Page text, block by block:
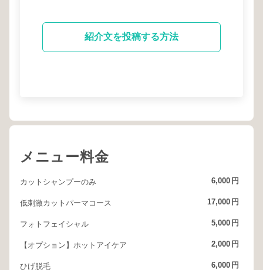
紹介文を投稿する方法
メニュー料金
カットシャンプーのみ 6,000 円
低刺激カットパーマコース 17,000 円
フォトフェイシャル 5,000 円
【オプション】ホットアイケア 2,000 円
ひげ脱毛 6,000 円